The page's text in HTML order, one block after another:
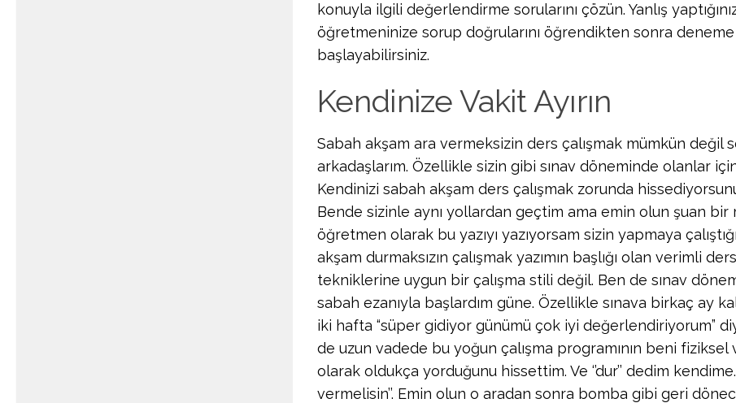
konuyla ilgili değerlendirme sorularını çözün. Yanlış
öğretmeninize sorup doğrularını öğrendikten sonra
başlayabilirsiniz.
Kendinize Vakit Ayırın
Sabah akşam ara vermeksizin ders çalışmak mümkün değil
arkadaşlarım. Özellikle sizin gibi sınav döneminde olanlar
Kendinizi sabah akşam ders çalışmak zorunda
Bende sizinle aynı yollardan geçtim ama emin olun şuan bir
öğretmen olarak bu yazıyı yazıyorsam sizin yapmaya
akşam durmaksızın çalışmak yazımın başlığı olan verimli
tekniklerine uygun bir çalışma stili değil. Ben de sınav
sabah ezanıyla başlardım güne. Özellikle sınava birkaç ay
iki hafta “süper gidiyor günümü çok iyi değerlendiriyorum”
de uzun vadede bu yoğun çalışma programının beni
olarak oldukça yorduğunu hissettim. Ve ‘’dur’’ dedim kendime.
vermelisin’’. Emin olun o aradan sonra bomba gibi geri